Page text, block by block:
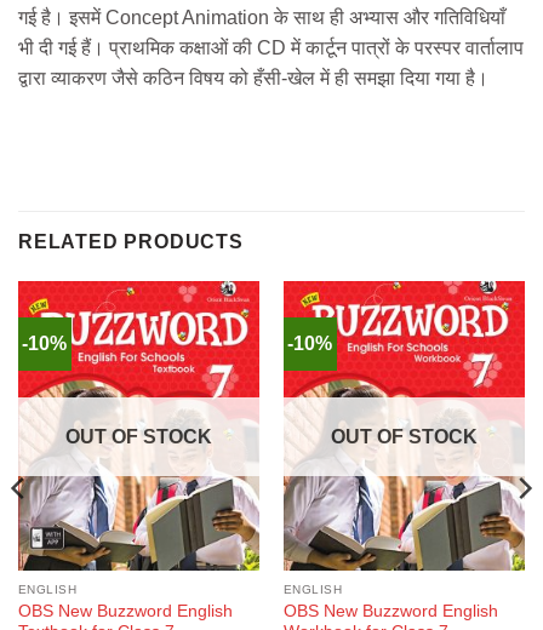
गई है। इसमें Concept Animation के साथ ही अभ्यास और गतिविधियाँ
भी दी गई हैं। प्राथमिक कक्षाओं की CD में कार्टून पात्रों के परस्पर वार्तालाप
द्वारा व्याकरण जैसे कठिन विषय को हँसी-खेल में ही समझा दिया गया है।
RELATED PRODUCTS
-10%
OUT OF STOCK
ENGLISH
OBS New Buzzword English
-10%
OUT OF STOCK
ENGLISH
OBS New Buzzword English